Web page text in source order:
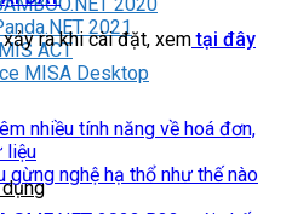
2021
ACT
MISA Desktop
ra khi cài đặt, xem tại đây
nhiều tính năng về hoá đơn,
liệu
gừng nghệ hạ thổ như thế nào